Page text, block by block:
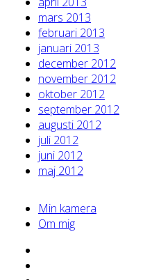
mars 2013
februari 2013
januari 2013
december 2012
november 2012
oktober 2012
september 2012
augusti 2012
juli 2012
juni 2012
maj 2012
Min kamera
Om mig